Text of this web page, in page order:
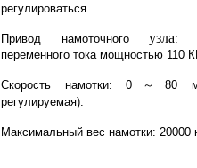
регулироваться.
Привод намоточногоузла:
переменного тока мощностью 110
Скорость намотки: 0 ～ 80
регулируемая).
Максимальный вес намотки: 20000